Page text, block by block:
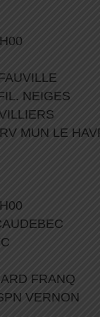
NEIGES
MUN LE
FRANQ
VERNON